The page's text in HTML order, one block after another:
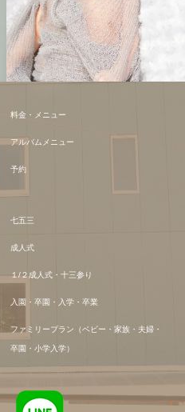
料金・メニュー
アルバムメニュー
予約
七五三
成人式
１/２成人式・十三参り
入園・卒園・入学・卒業
ファミリープラン（ベビー・家族・夫婦・
卒園・小学入学）